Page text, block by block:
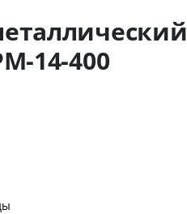
14-400